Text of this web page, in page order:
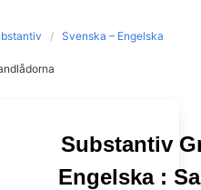
Svenska – Engelska
Substantiv
Engelska :